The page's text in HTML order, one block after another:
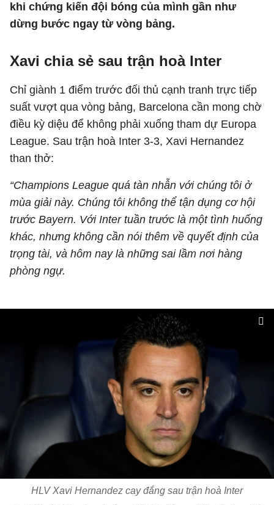
khi chứng kiến đội bóng của mình gần như
dừng bước ngay từ vòng bảng.
Xavi chia sẻ sau trận hoà Inter
Chỉ giành 1 điểm trước đối thủ cạnh tranh trực tiếp
suất vượt qua vòng bảng, Barcelona cần mong chờ
điều kỳ diệu để không phải xuống tham dự Europa
League. Sau trận hoà Inter 3-3, Xavi Hernandez
than thở:
“Champions League quá tàn nhẫn với chúng tôi ở
mùa giải này. Chúng tôi không thể tận dụng cơ hội
trước Bayern. Với Inter tuần trước là một tình huống
khác, nhưng không cần nói thêm về quyết định của
trọng tài, và hôm nay là những sai lầm nơi hàng
phòng ngự.
HLV Xavi Hernandez cay đắng sau trận hoà Inter